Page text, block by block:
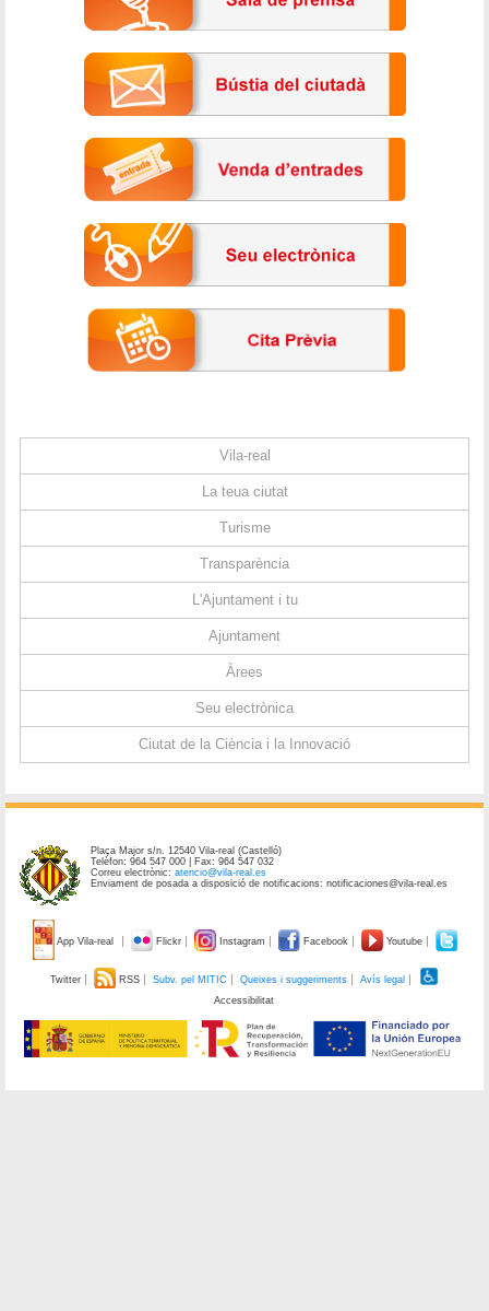
Vila-real
La teua ciutat
Turisme
Transparència
L'Ajuntament i tu
Ajuntament
Àrees
Seu electrònica
Ciutat de la Ciència i la Innovació
Plaça Major s/n. 12540 Vila-real (Castelló)
Telèfon: 964 547 000 | Fax: 964 547 032
Correu electrònic:atencio@vila-real.es
Enviament de posada a disposició de notificacions: notificaciones@vila-real.es
App Vila-real Flickr Instagram Facebook Youtube
Twitter RSS Subv. pel MITIC Queixes i suggeriments
Avís legal
Accessibilitat